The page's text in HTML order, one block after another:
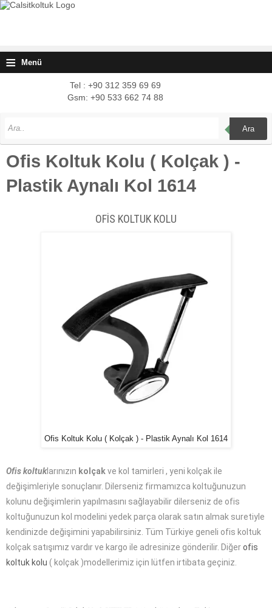
≡ Menü
Tel : +90 312 359 69 69
Gsm: +90 533 662 74 88
Ara
Ofis Koltuk Kolu ( Kolçak ) -
Plastik Aynalı Kol 1614
OFİS KOLTUK KOLU
Ofis Koltuk Kolu ( Kolçak ) - Plastik Aynalı Kol 1614
Ofis koltuklarınızın kolçakve kol tamirleri , yeni kolçak ile
değişimleriyle sonuçlanır. Dilerseniz firmamızca koltuğunuzun
kolunu değişimlerin yapılmasını sağlayabilir dilerseniz de ofis
koltuğunuzun kol modelini yedek parça olarak satın almak suretiyle
kendinizde değişimini yapabilirsiniz. Tüm Türkiye geneli ofis koltuk
kolçak satışımız vardır ve kargo ile adresinize gönderilir. Diğerofis
koltuk kolu ( kolçak )modellerimiz için lütfen irtibata geçiniz.